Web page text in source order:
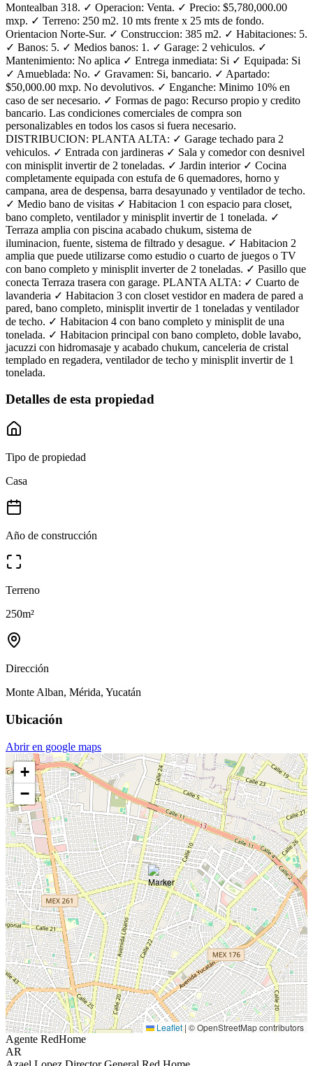
Montealban 318. ✓ Operacion: Venta. ✓ Precio: $5,780,000.00
mxp. ✓ Terreno: 250 m2. 10 mts frente x 25 mts de fondo.
Orientacion Norte-Sur. ✓ Construccion: 385 m2. ✓ Habitaciones: 5.
✓ Banos: 5. ✓ Medios banos: 1. ✓ Garage: 2 vehiculos. ✓
Mantenimiento: No aplica ✓ Entrega inmediata: Si ✓ Equipada: Si
✓ Amueblada: No. ✓ Gravamen: Si, bancario. ✓ Apartado:
$50,000.00 mxp. No devolutivos. ✓ Enganche: Minimo 10% en
caso de ser necesario. ✓ Formas de pago: Recurso propio y credito
bancario. Las condiciones comerciales de compra son
personalizables en todos los casos si fuera necesario.
DISTRIBUCION: PLANTA ALTA: ✓ Garage techado para 2
vehiculos. ✓ Entrada con jardineras ✓ Sala y comedor con desnivel
con minisplit invertir de 2 toneladas. ✓ Jardin interior ✓ Cocina
completamente equipada con estufa de 6 quemadores, horno y
campana, area de despensa, barra desayunado y ventilador de techo.
✓ Medio bano de visitas ✓ Habitacion 1 con espacio para closet,
bano completo, ventilador y minisplit invertir de 1 tonelada. ✓
Terraza amplia con piscina acabado chukum, sistema de
iluminacion, fuente, sistema de filtrado y desague. ✓ Habitacion 2
amplia que puede utilizarse como estudio o cuarto de juegos o TV
con bano completo y minisplit inverter de 2 toneladas. ✓ Pasillo que
conecta Terraza trasera con garage. PLANTA ALTA: ✓ Cuarto de
lavanderia ✓ Habitacion 3 con closet vestidor en madera de pared a
pared, bano completo, minisplit invertir de 1 toneladas y ventilador
de techo. ✓ Habitacion 4 con bano completo y minisplit de una
tonelada. ✓ Habitacion principal con bano completo, doble lavabo,
jacuzzi con hidromasaje y acabado chukum, canceleria de cristal
templado en regadera, ventilador de techo y minisplit invertir de 1
tonelada.
Detalles de esta propiedad
Tipo de propiedad
Casa
Año de construcción
Terreno
250m²
Dirección
Monte Alban, Mérida, Yucatán
Ubicación
Abrir en google maps
+
−
Leaflet | © OpenStreetMap contributors
Agente RedHome
AR